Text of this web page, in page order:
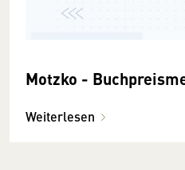
Motzko -
Weiterlesen